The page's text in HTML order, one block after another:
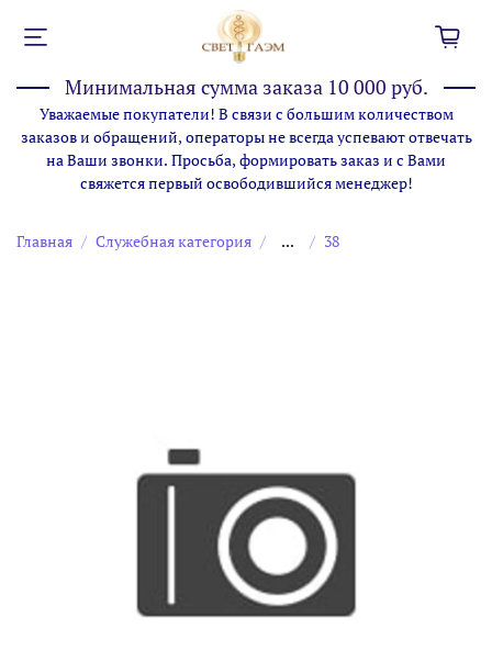
Минимальная сумма заказа 10 000 руб.
Уважаемые покупатели! В связи с большим количеством
заказов и обращений, операторы не всегда успевают отвечать
на Ваши звонки. Просьба, формировать заказ и с Вами
свяжется первый освободившийся менеджер!
Главная Служебная категория ... 38